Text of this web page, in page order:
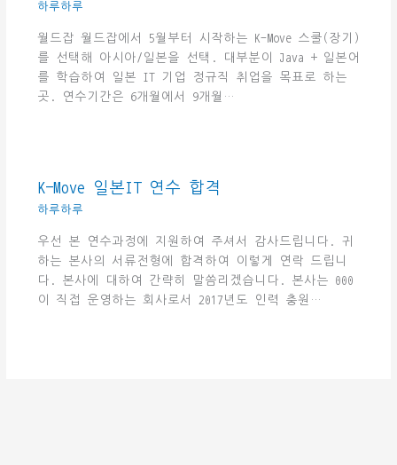
하루하루
월드잡 월드잡에서 5월부터 시작하는 K-Move 스쿨(장기)
를 선택해 아시아/일본을 선택. 대부분이 Java + 일본어
를 학습하여 일본 IT 기업 정규직 취업을 목표로 하는
곳. 연수기간은 6개월에서 9개월…
K-Move 일본IT 연수 합격
하루하루
우선 본 연수과정에 지원하여 주셔서 감사드립니다. 귀
하는 본사의 서류전형에 합격하여 이렇게 연락 드립니
다. 본사에 대하여 간략히 말씀리겠습니다. 본사는 000
이 직접 운영하는 회사로서 2017년도 인력 충원…